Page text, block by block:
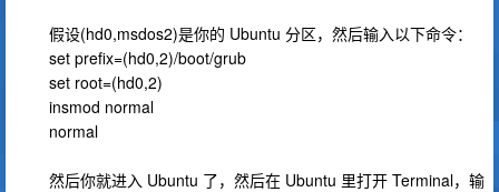
假设(hd0,msdos2)是你的 Ubuntu 分区，然后输入以下命令：
set prefix=(hd0,2)/boot/grub
set root=(hd0,2)
insmod normal
normal
然后你就进入 Ubuntu 了，然后在 Ubuntu 里打开 Terminal，输